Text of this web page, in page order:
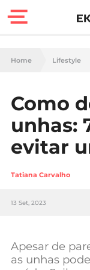
Casa
Lifestyle
Home Lifestyle
Como
unhas:
evitar
Tatiana Carvalho
13 Set, 2023
Apesar de
as unhas